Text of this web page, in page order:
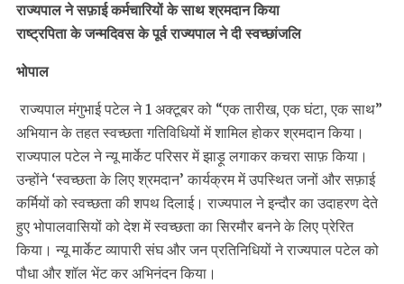
राज्यपाल ने सफ़ाई कर्मचारियों के साथ श्रमदान किया
राष्ट्रपिता के जन्मदिवस के पूर्व राज्यपाल ने दी स्वच्छांजलि
भोपाल
राज्यपाल मंगुभाई पटेल ने 1 अक्टूबर को “एक तारीख, एक घंटा, एक साथ”
अभियान के तहत स्वच्छता गतिविधियों में शामिल होकर श्रमदान किया।
राज्यपाल पटेल ने न्यू मार्केट परिसर में झाड़ू लगाकर कचरा साफ़ किया।
उन्होंने ‘स्वच्छता के लिए श्रमदान’ कार्यक्रम में उपस्थित जनों और सफ़ाई
कर्मियों को स्वच्छता की शपथ दिलाई। राज्यपाल ने इन्दौर का उदाहरण देते
हुए भोपालवासियों को देश में स्वच्छता का सिरमौर बनने के लिए प्रेरित
किया। न्यू मार्केट व्यापारी संघ और जन प्रतिनिधियों ने राज्यपाल पटेल को
पौधा और शॉल भेंट कर अभिनंदन किया।